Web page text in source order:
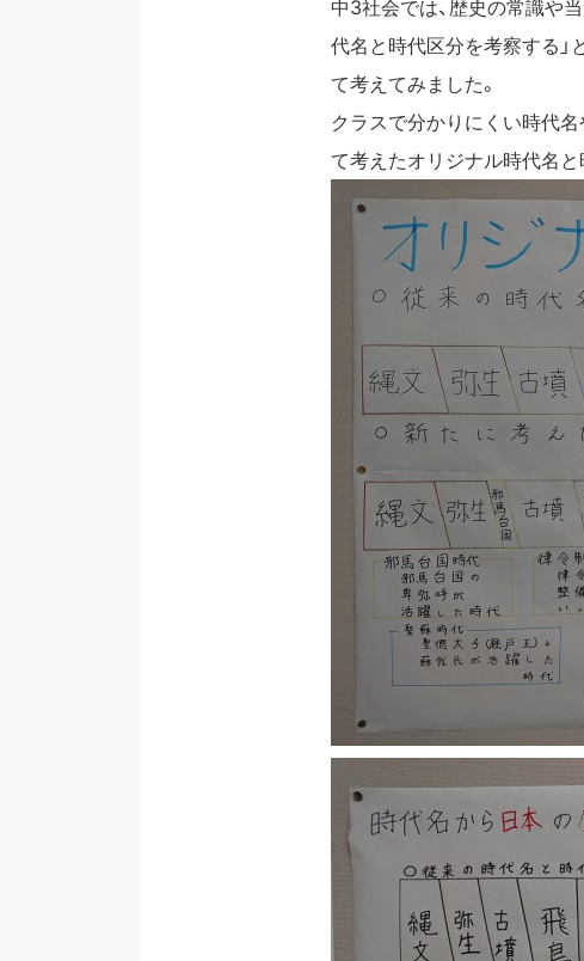
中3社会では、歴史の常識や
代名と時代区分を考察する
て考えてみました。
クラスで分かりにくい時代
て考えたオリジナル時代名